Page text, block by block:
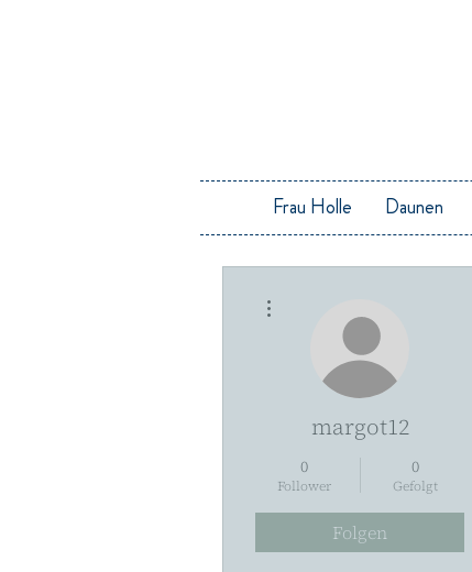
Frau Holle Daunen
margot12
0
Follower
0
Gefolgt
Folgen